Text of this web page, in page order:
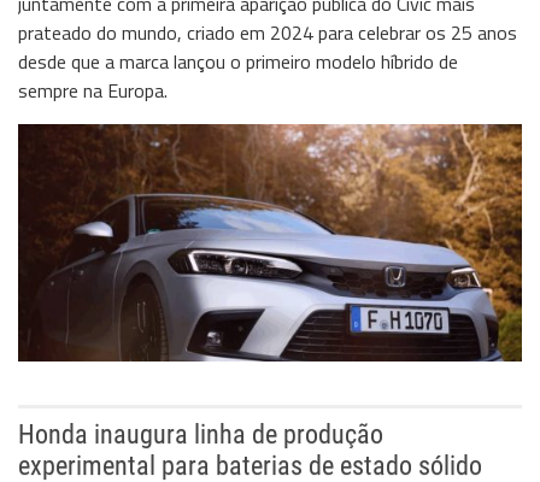
prateado do mundo, criado em 2024 para celebrar os 25 anos
desde que a marca lançou o primeiro modelo híbrido de
sempre na Europa.
Honda inaugura linha de produção
experimental para baterias de estado sólido